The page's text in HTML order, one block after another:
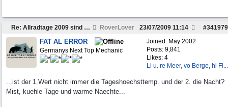
Re: Allradtage 2009 sind vom 31.07 bis 02.08! RoverLover #341979
23/07/2009 11:14
Joined: May 2002
Posts: 9,841
Likes: 4
Li u. re Meer, vo Berge, hi Fl...
FAT AL ERROR
Germanys Next Top Mechanic
...ist der 1.Wert nicht immer die Tageshoechsttemp. und der 2. die Nacht?
Mist, kuehle Tage und warme Naechte...